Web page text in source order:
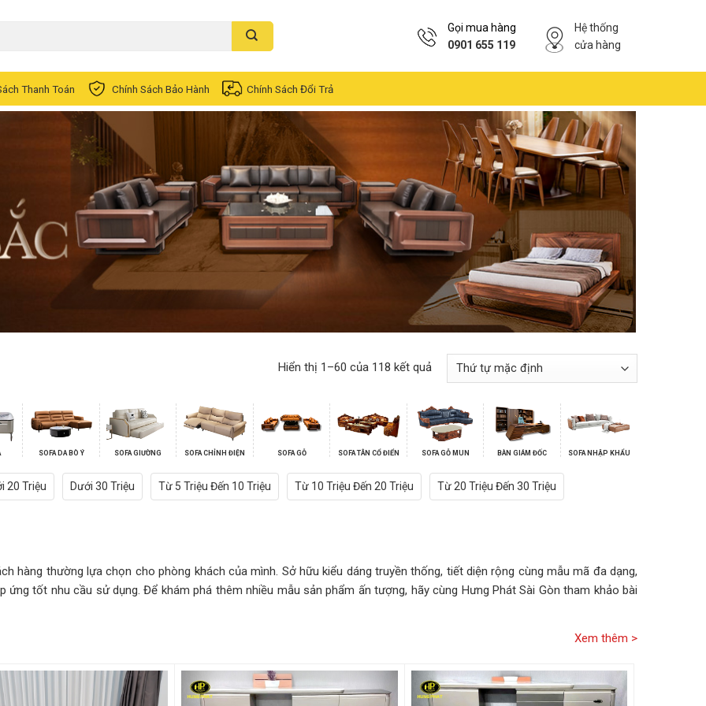
Gọi mua hàng
0901 655 119
Hệ thống
cửa hàng
Thanh Toán Chính Sách Bảo Hành Chính Sách Đổi Trả
Hiển thị 1–60 của 118 kết quả
SOFA DA BÒ Ý SOFA GIƯỜNG SOFA CHỈNH ĐIỆN SOFA GỖ SOFA TÂN CỔ ĐIỂN SOFA GỖ MUN BÀN GIÁM ĐỐC SOFA NHẬP KHẨU
20 Triệu Dưới 30 Triệu Từ 5 Triệu Đến 10 Triệu Từ 10 Triệu Đến 20 Triệu Từ 20 Triệu Đến 30 Triệu
hàng thường lựa chọn cho phòng khách của mình. Sở hữu kiểu dáng truyền thống, tiết diện rộng cùng mẫu mã đa dạng,
tốt nhu cầu sử dụng. Để khám phá thêm nhiều mẫu sản phẩm ấn tượng, hãy cùng Hưng Phát Sài Gòn tham khảo bài